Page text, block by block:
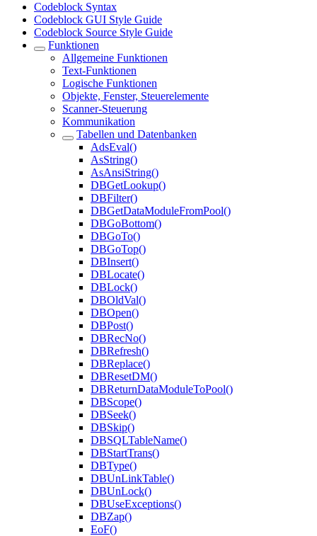
Codeblock Syntax
Codeblock GUI Style Guide
Codeblock Source Style Guide
Funktionen
Allgemeine Funktionen
Text-Funktionen
Logische Funktionen
Objekte, Fenster, Steuerelemente
Scanner-Steuerung
Kommunikation
Tabellen und Datenbanken
AdsEval()
AsString()
AsAnsiString()
DBGetLookup()
DBFilter()
DBGetDataModuleFromPool()
DBGoBottom()
DBGoTo()
DBGoTop()
DBInsert()
DBLocate()
DBLock()
DBOldVal()
DBOpen()
DBPost()
DBRecNo()
DBRefresh()
DBReplace()
DBResetDM()
DBReturnDataModuleToPool()
DBScope()
DBSeek()
DBSkip()
DBSQLTableName()
DBStartTrans()
DBType()
DBUnLinkTable()
DBUnLock()
DBUseExceptions()
DBZap()
EoF()